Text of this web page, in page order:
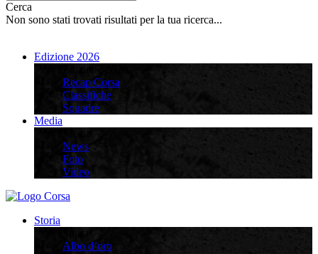
Cerca
Non sono stati trovati risultati per la tua ricerca...
Edizione 2026
Recap Corsa
Classifiche
Squadre
Media
News
Foto
Video
Storia
Albo d’oro